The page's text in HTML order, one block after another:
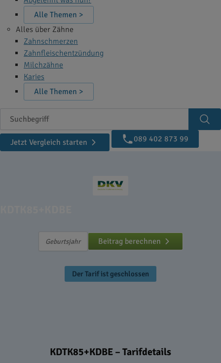
Alle Themen >
Alles über Zähne
Zahnschmerzen
Zahnfleischentzündung
Milchzähne
Karies
Alle Themen >
Suchbegriff
Jetzt Vergleich starten
089 402 873 99
Beitrag berechnen
Der Tarif ist geschlossen
KDTK85+KDBE – Tarifdetails